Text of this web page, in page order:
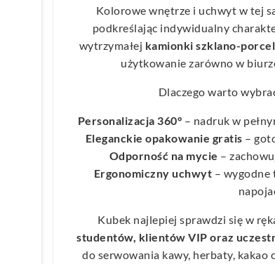
Kolorowe wnętrze i uchwyt w tej
podkreślając indywidualny
wytrzymałej kamionki szklano-
użytkowanie zarówno w
Dlaczego warto
Personalizacja 360° – nadruk w
Eleganckie opakowanie gratis –
Odporność na mycie –
Ergonomiczny uchwyt – wygodne
Kubek najlepiej sprawdzi się w
studentów, klientów VIP oraz
do serwowania kawy, herbaty, kakao